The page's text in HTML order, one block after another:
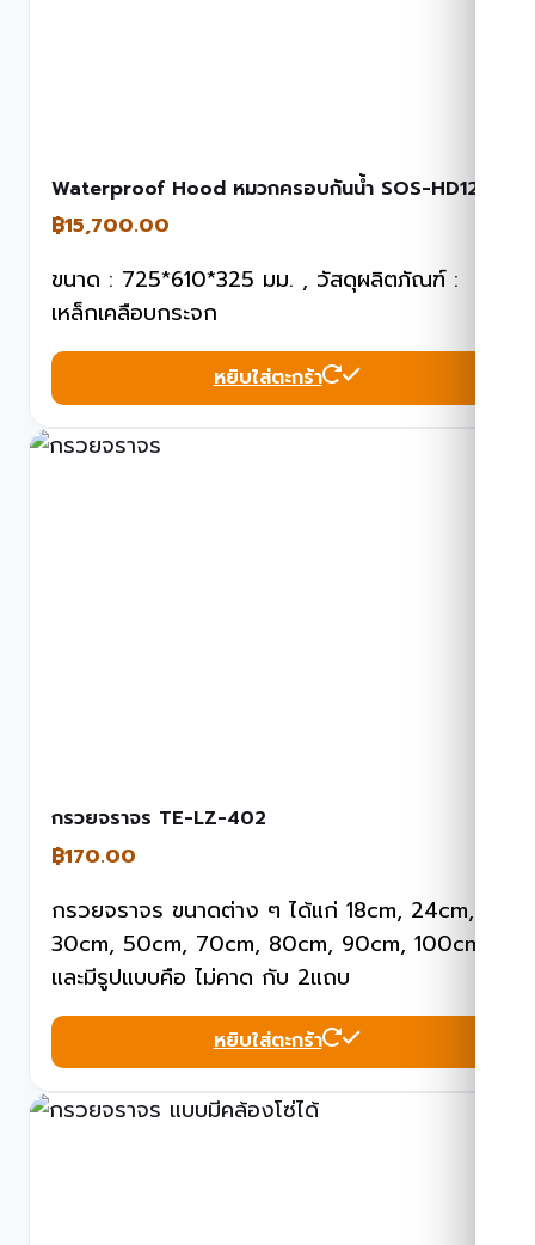
Waterproof Hood หมวกครอบกันน้ำ SOS-HD12
฿15,700.00
ขนาด : 725*610*325 มม. , วัสดุผลิตภัณฑ์ :
เหล็กเคลือบกระจก
หยิบใส่ตะกร้า
กรวยจราจร TE-LZ-402
฿170.00
กรวยจราจร ขนาดต่าง ๆ ได้แก่ 18cm, 24cm,
30cm, 50cm, 70cm, 80cm, 90cm, 100cm
และมีรูปแบบคือ ไม่คาด กับ 2แถบ
หยิบใส่ตะกร้า